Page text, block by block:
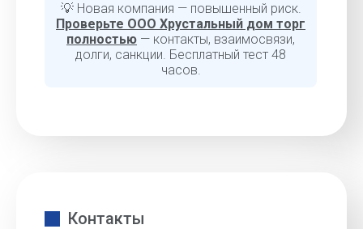
💡 Новая компания — повышенный риск.
Проверьте ООО Хрустальный дом торг
полностью — контакты, взаимосвязи,
долги, санкции. Бесплатный тест 48
часов.
Контакты